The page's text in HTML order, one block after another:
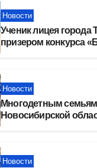
Новости
Ученик лицея города
призером конкурса
Новости
Многодетным семьям
Новосибирской
Новости